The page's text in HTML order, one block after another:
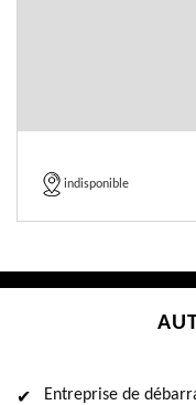
indisponible
Entreprise de